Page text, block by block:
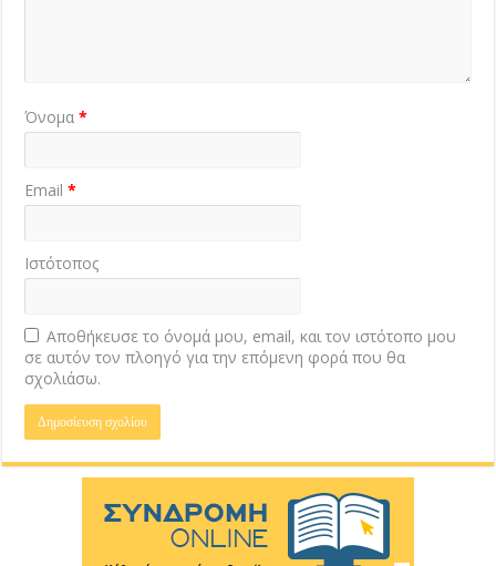
Όνομα*
Email*
Ιστότοπος
Αποθήκευσε το όνομά μου, email, και τον ιστότοπο μου
σε αυτόν τον πλοηγό για την επόμενη φορά που θα
σχολιάσω.